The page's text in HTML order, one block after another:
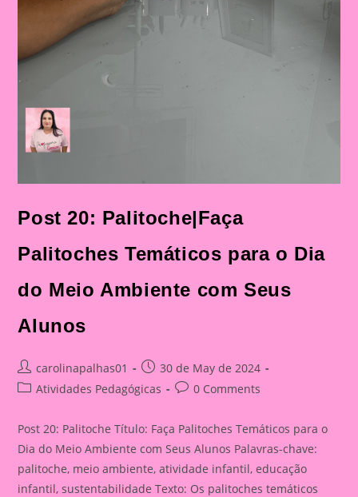
Post 20: Palitoche|Faça
Palitoches Temáticos para o Dia
do Meio Ambiente com Seus
Alunos
Post
author:
carolinapalhas01
Post
published:
30 de May de 2024
PostAtividades Pedagógicas
Post0 Comments
Post 20: Palitoche Título: Faça Palitoches Temáticos para o
Dia do Meio Ambiente com Seus Alunos Palavras-chave:
palitoche, meio ambiente, atividade infantil, educação
infantil, sustentabilidade Texto: Os palitoches temáticos